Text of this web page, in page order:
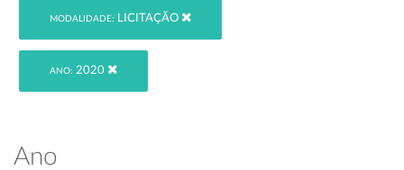
MODALIDADE: LICITAÇÃO
ANO: 2020
Ano